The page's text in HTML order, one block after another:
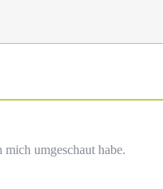
umgeschaut habe.